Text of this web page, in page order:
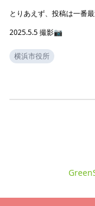
とりあえず、投稿は一番
2025.5.5 撮影📷️
横浜市役所